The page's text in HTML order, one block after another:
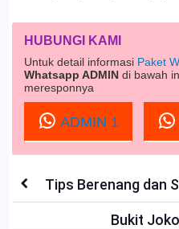
HUBUNGI KAMI
Untuk detail informasi Paket
Whatsapp ADMIN di bawah
meresponnya
ADMIN 1
Tips Berenang dan
Bukit